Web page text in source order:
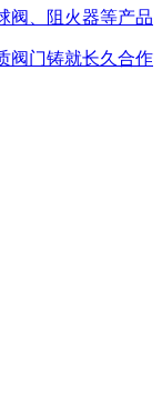
阀、阻火器等产品
阀门铸就长久合作